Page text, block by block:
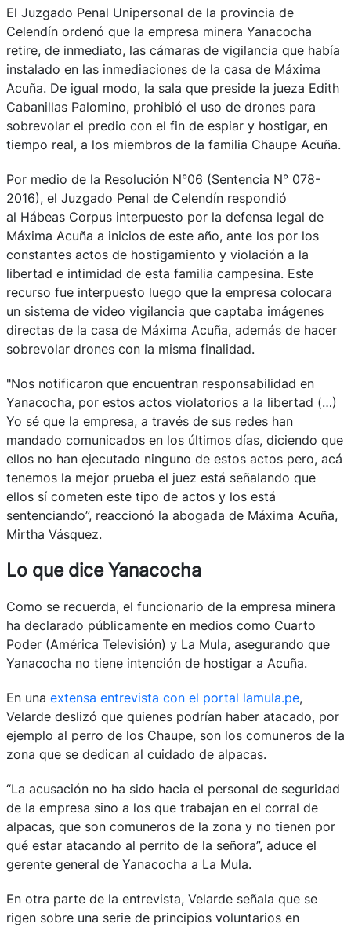
El Juzgado Penal Unipersonal de la provincia de
Celendín ordenó que la empresa minera Yanacocha
retire, de inmediato, las cámaras de vigilancia que había
instalado en las inmediaciones de la casa de Máxima
Acuña. De igual modo, la sala que preside la jueza Edith
Cabanillas Palomino, prohibió el uso de drones para
sobrevolar el predio con el fin de espiar y hostigar, en
tiempo real, a los miembros de la familia Chaupe Acuña.
Por medio de la Resolución N°06 (Sentencia N° 078-
2016), el Juzgado Penal de Celendín respondió
al Hábeas Corpus interpuesto por la defensa legal de
Máxima Acuña a inicios de este año, ante los por los
constantes actos de hostigamiento y violación a la
libertad e intimidad de esta familia campesina. Este
recurso fue interpuesto luego que la empresa colocara
un sistema de video vigilancia que captaba imágenes
directas de la casa de Máxima Acuña, además de hacer
sobrevolar drones con la misma finalidad.
"Nos notificaron que encuentran responsabilidad en
Yanacocha, por estos actos violatorios a la libertad (…)
Yo sé que la empresa, a través de sus redes han
mandado comunicados en los últimos días, diciendo que
ellos no han ejecutado ninguno de estos actos pero, acá
tenemos la mejor prueba el juez está señalando que
ellos sí cometen este tipo de actos y los está
sentenciando”, reaccionó la abogada de Máxima Acuña,
Mirtha Vásquez.
Lo que dice Yanacocha
Como se recuerda, el funcionario de la empresa minera
ha declarado públicamente en medios como Cuarto
Poder (América Televisión) y La Mula, asegurando que
Yanacocha no tiene intención de hostigar a Acuña.
En una extensa entrevista con el portal lamula.pe,
Velarde deslizó que quienes podrían haber atacado, por
ejemplo al perro de los Chaupe, son los comuneros de la
zona que se dedican al cuidado de alpacas.
“La acusación no ha sido hacia el personal de seguridad
de la empresa sino a los que trabajan en el corral de
alpacas, que son comuneros de la zona y no tienen por
qué estar atacando al perrito de la señora”, aduce el
gerente general de Yanacocha a La Mula.
En otra parte de la entrevista, Velarde señala que se
rigen sobre una serie de principios voluntarios en